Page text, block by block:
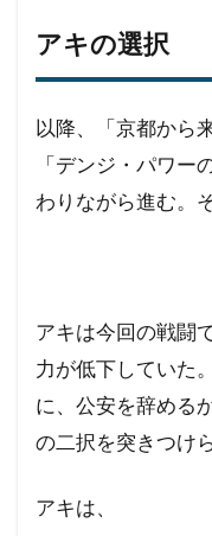
アキの選択
以降、「京都から
「デンジ・パワー
わりながら進む。
アキは今回の戦闘
力が低下していた
に、公安を辞める
の二択を突きつけ
アキは、